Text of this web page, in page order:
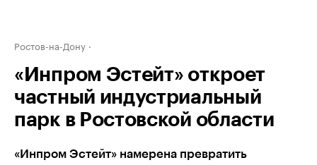
Ростов-на-Дону
«Инпром Эстейт» откроет
частный индустриальный
парк в Ростовской области
«Инпром Эстейт» намерена превратить